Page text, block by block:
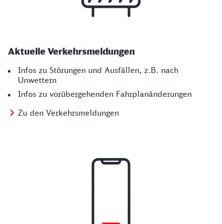
Aktuelle Verkehrs­meldungen
Infos zu Störungen und Ausfällen, z.B. nach
Unwettern
Infos zu vorübergehenden Fahrplanänderungen
Zu den Verkehrsmeldungen